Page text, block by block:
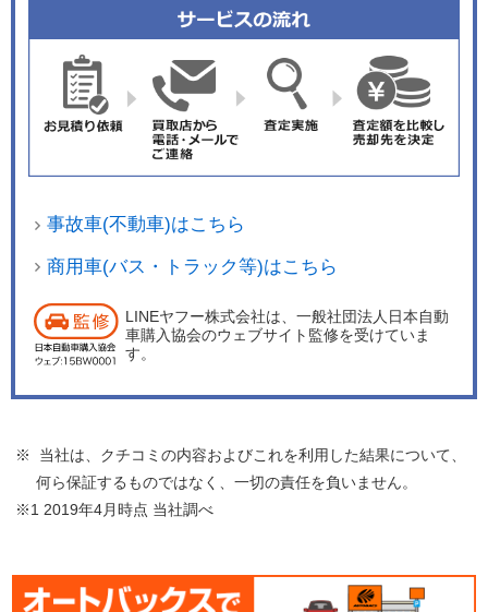
事故車(不動車)はこちら
商用車(バス・トラック等)はこちら
LINEヤフー株式会社は、一般社団法人日本自動
車購入協会のウェブサイト監修を受けていま
す。
※ 当社は、クチコミの内容およびこれを利用した結果について、
何ら保証するものではなく、一切の責任を負いません。
※1 2019年4月時点 当社調べ